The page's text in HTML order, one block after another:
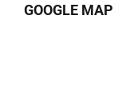
GOOGLE MAP